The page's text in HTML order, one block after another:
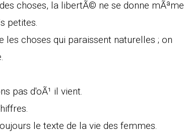
choses, la libertÃ© ne se donne mÃªme
petites.
les choses qui paraissent naturelles ; on
pas d'oÃ¹ il vient.
le texte de la vie des femmes.